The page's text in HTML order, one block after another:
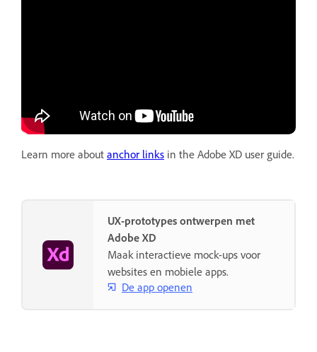
Learn more about anchor links in the Adobe XD user guide.
UX-prototypes ontwerpen met
Adobe XD
Maak interactieve mock-ups voor
websites en mobiele apps.
De app openen